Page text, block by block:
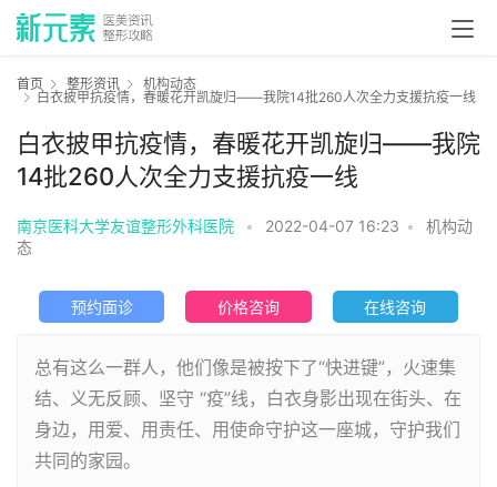
首页 整形资讯
机构动态
白衣披甲抗疫情，春暖花开凯旋归——我院14批260人次全力支援抗疫一线
白衣披甲抗疫情，春暖花开凯旋归——我院
14批260人次全力支援抗疫一线
南京医科大学友谊整形外科医院 • 2022-04-07 16:23 •
机构动
态
预约面诊 价格咨询 在线咨询
总有这么一群人，他们像是被按下了“快进键”，火速集
结、义无反顾、坚守 “疫”线，白衣身影出现在街头、在
身边，用爱、用责任、用使命守护这一座城，守护我们
共同的家园。